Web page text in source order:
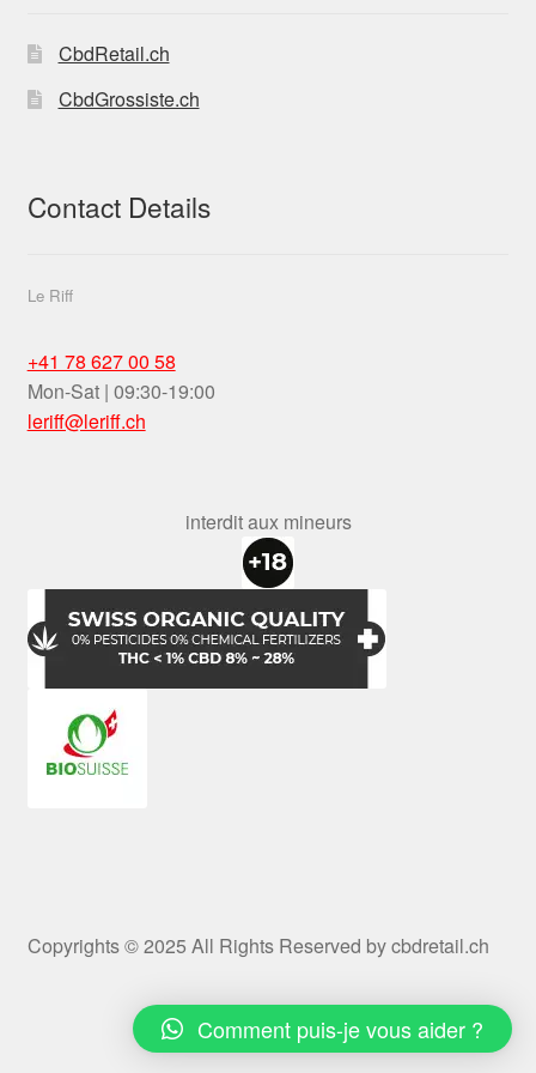
CbdRetail.ch
CbdGrossiste.ch
Contact Details
Le Riff
+41 78 627 00 58
Mon-Sat | 09:30-19:00
leriff@leriff.ch
interdit aux mineurs
Copyrights © 2025 All Rights Reserved by cbdretail.ch
Comment puis-je vous aider ?